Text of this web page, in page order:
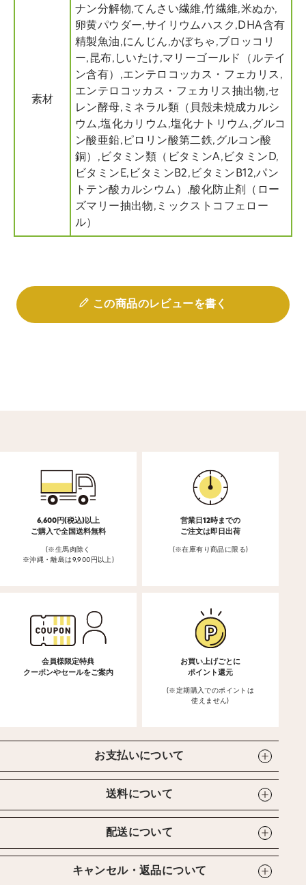
素材
ナン分解物,てんさい繊維,竹繊維,米ぬか,
卵黄パウダー,サイリウムハスク,DHA含有
精製魚油,にんじん,かぼちゃ,ブロッコリ
ー,昆布,しいたけ,マリーゴールド（ルテイ
ン含有）,エンテロコッカス・フェカリス,
エンテロコッカス・フェカリス抽出物,セ
レン酵母,ミネラル類（貝殻未焼成カルシ
ウム,塩化カリウム,塩化ナトリウム,グルコ
ン酸亜鉛,ピロリン酸第二鉄,グルコン酸
銅）,ビタミン類（ビタミンA,ビタミンD,
ビタミンE,ビタミンB2,ビタミンB12,パン
トテン酸カルシウム）,酸化防止剤（ロー
ズマリー抽出物,ミックストコフェロー
ル）
この商品のレビューを書く
6,600円(税込)以上
ご購入で全国送料無料
(※生馬肉除く
※沖縄・離島は9,900円以上)
営業日12時までの
ご注文は即日出荷
(※在庫有り商品に限る)
会員様限定特典
クーポンやセールをご案内
お買い上げごとに
ポイント還元
(※定期購入でのポイントは
使えません)
お支払いについて
送料について
配送について
キャンセル・返品について